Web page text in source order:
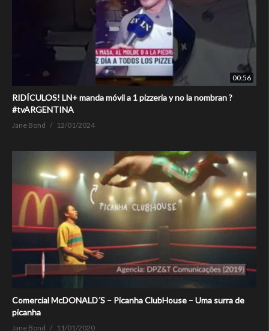
00:56
RIDÍCULOS! LN+ manda móvil a 1 pizzeria y no la nombran ?
#tvARGENTINA
Jane Bond 12/01/2024
Comercial McDONALD´S – Picanha ClubHouse – Uma surra de
picanha
Jane Bond 11/01/2020